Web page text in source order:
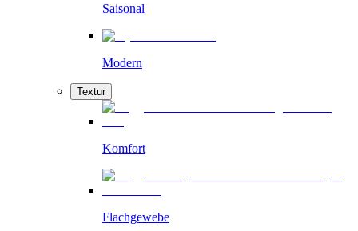
Saisonal
Modern
Textur
Komfort
Flachgewebe